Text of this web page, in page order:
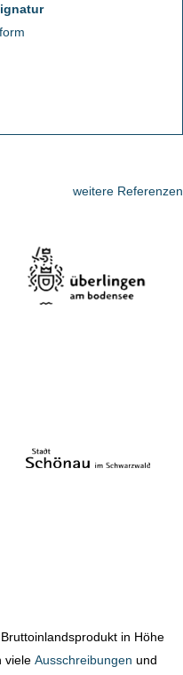
weitere Referenzen
in Höhe
viele Ausschreibungen und